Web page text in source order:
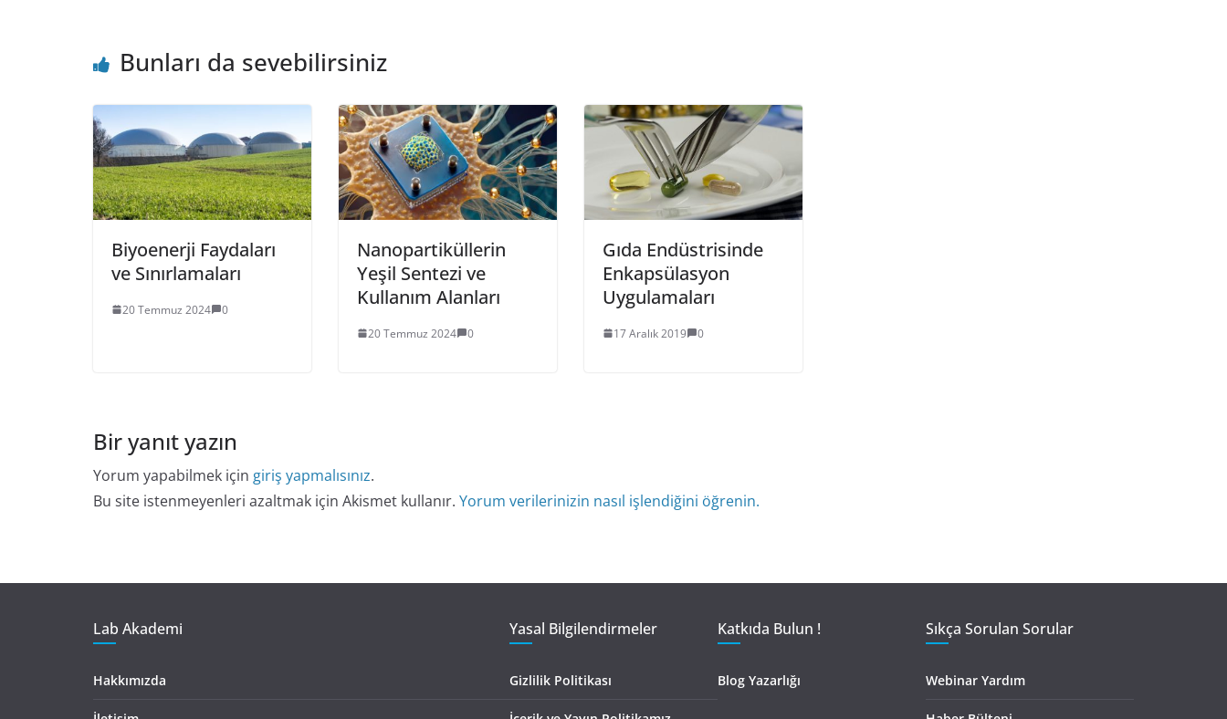
Bunları da sevebilirsiniz
Biyoenerji Faydaları
ve Sınırlamaları
20 Temmuz 2024 0
Nanopartiküllerin
Yeşil Sentezi ve
Kullanım Alanları
20 Temmuz 2024 0
Gıda Endüstrisinde
Enkapsülasyon
Uygulamaları
17 Aralık 2019 0
Bir yanıt yazın
Yorum yapabilmek için giriş yapmalısınız.
Bu site istenmeyenleri azaltmak için Akismet kullanır. Yorum verilerinizin nasıl işlendiğini öğrenin.
Lab Akademi
Hakkımızda
Yasal Bilgilendirmeler
Gizlilik Politikası
Katkıda Bulun !
Blog Yazarlığı
Sıkça Sorulan Sorular
Webinar Yardım